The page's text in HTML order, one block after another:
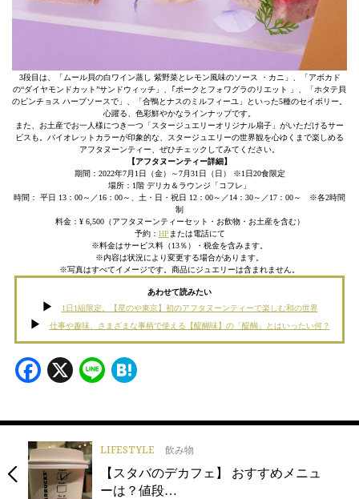
3段目は、「ムール貝の白ワイン蒸し 紫野菜とレモン風味のソース ・カニ」、「アボカド
の“ダイヤモンドカット”サンドウィッチ」、｢ポークとフォワグラのリエット 」、「ホタテ貝
のピンチョス ハーブソースで」、「合鴨とナスのミルフィーユ」といった5種のセイボリー。
心躍る、色彩鮮やかなラインナップです。
また、お土産でお一人様につき一つ「スタージュエリーオリジナル扇子」がいただけるサー
ビスも。バイオレットカラーが印象的な、スタージュエリーの世界観を心ゆくまで楽しめる
アフタヌーンティー、ぜひチェックしてみてください。
【アフタヌーンティー詳細】
期間：2022年7月1日（金）～7月31日（日） ※1日20食限定
場所：1階 デリカ＆ラウンジ「コフレ」
時間： 平日 13：00～／16：00～、土・日・祝日 12：00～／14：30～／17：00～ ※各2時間
制
料金：¥ 6,500（アフタヌーンティーセット・お飲物・お土産を含む）
予約： HP または電話にて
※料金はサービス料（13％）・税金を含みます。
※内容は状況により変更する場合があります。
※写真はすべてイメージです。商品にジュエリーは含まれません。
あわせて読みたい
1日1組限定。【星のや東京】初のアフタヌーンティーで楽しむ和の世界
仕事や趣味、さまざまな事柄で使える【醍醐味】の「醍醐」とはいったい何？
Facebook
X Line
LIFESTYLE 飲み物
【スタバのデカフェ】 おすすめメニュ
ーは？値段…